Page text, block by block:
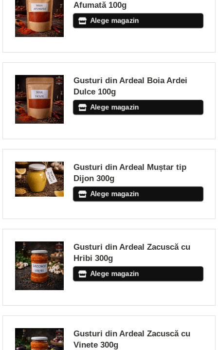
Afumată 100g
Alege magazin
Gusturi din Ardeal Boia Ardei
Dulce 100g
Alege magazin
Gusturi din Ardeal Muștar tip
Dijon 300g
Alege magazin
Gusturi din Ardeal Zacuscă cu
Hribi 300g
Alege magazin
Gusturi din Ardeal Zacuscă cu
Vinete 300g